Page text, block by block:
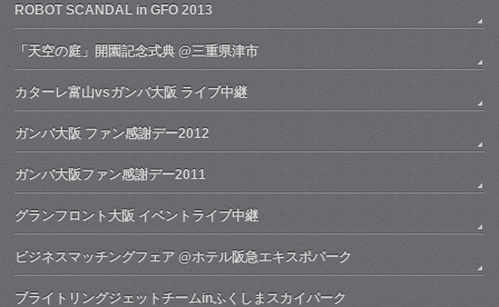
ROBOT SCANDAL in GFO 2013
「天空の庭」開園記念式典 @三重県津市
カターレ富山vsガンバ大阪 ライブ中継
ガンバ大阪 ファン感謝デー2012
ガンバ大阪ファン感謝デー2011
グランフロント大阪 イベントライブ中継
ビジネスマッチングフェア @ホテル阪急エキスポパーク
ブライトリングジェットチームinふくしまスカイパーク